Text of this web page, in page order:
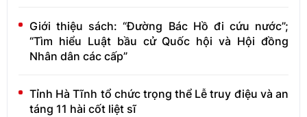
Giới thiệu sách: “Đường Bác Hồ đi cứu nước”;
“Tìm hiểu Luật bầu cử Quốc hội và Hội đồng
Nhân dân các cấp”
Tỉnh Hà Tĩnh tổ chức trọng thể Lễ truy điệu và an
táng 11 hài cốt liệt sĩ